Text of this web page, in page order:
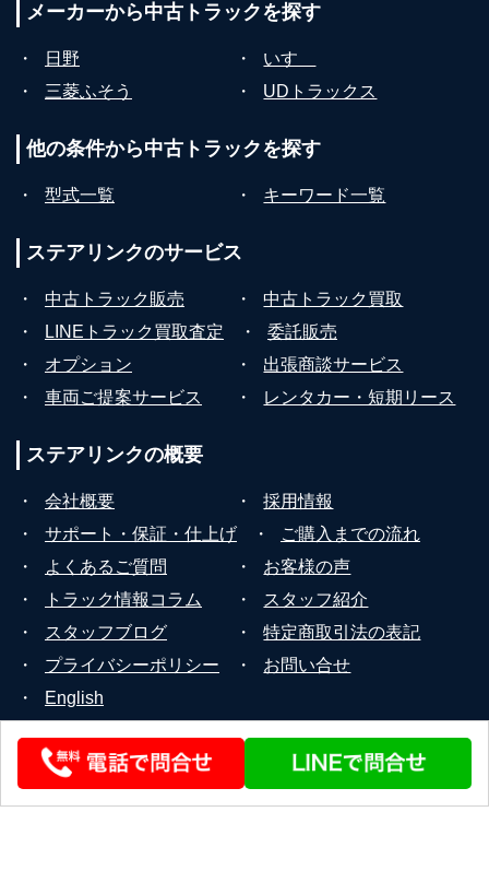
メーカーから中古トラックを探す
・ 日野 ・
いすゞ
・
三菱ふそう ・ UDトラックス
他の条件から中古トラックを探す
・ 型式一覧 ・ キーワード一覧
ステアリンクのサービス
・ 中古トラック販売 ・
中古トラック買取
・
LINEトラック買取査定 ・
委託販売
・
オプション ・
出張商談サービス
・
車両ご提案サービス ・ レンタカー・短期リース
ステアリンクの概要
・ 会社概要 ・
採用情報
・
サポート・保証・仕上げ ・
ご購入までの流れ
・
よくあるご質問 ・
お客様の声
・
トラック情報コラム ・
スタッフ紹介
・
スタッフブログ ・
特定商取引法の表記
・
プライバシーポリシー ・
お問い合せ
・
English
© 2026 STEERLINK Co.,Ltd